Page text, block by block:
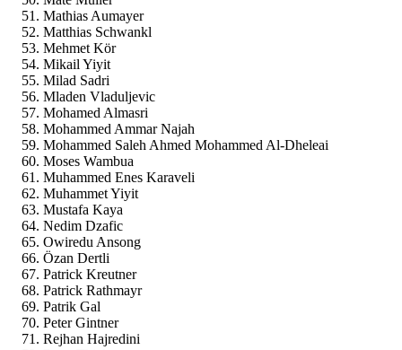
Mathias Aumayer
Matthias Schwankl
Mehmet Kör
Mikail Yiyit
Milad Sadri
Mladen Vladuljevic
Mohamed Almasri
Mohammed Ammar Najah
Mohammed Saleh Ahmed Mohammed Al-Dheleai
Moses Wambua
Muhammed Enes Karaveli
Muhammet Yiyit
Mustafa Kaya
Nedim Dzafic
Owiredu Ansong
Özan Dertli
Patrick Kreutner
Patrick Rathmayr
Patrik Gal
Peter Gintner
Rejhan Hajredini